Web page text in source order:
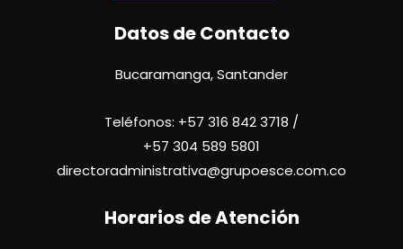
Datos de Contacto
Bucaramanga, Santander
Teléfonos: +57 316 842 3718 /
+57 304 589 5801
directoradministrativa@grupoesce.com.co
Horarios de Atención